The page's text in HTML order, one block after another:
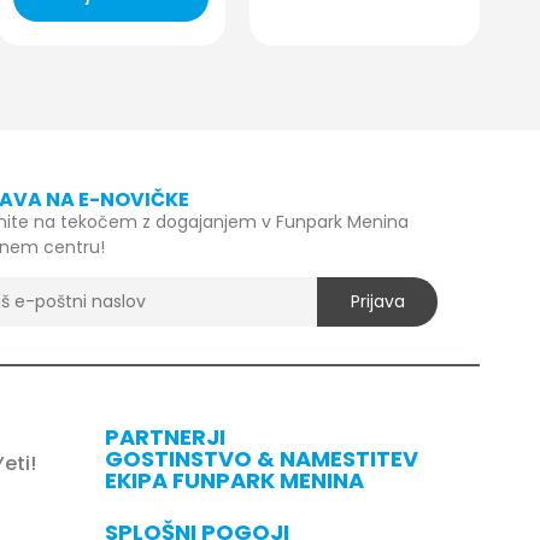
NA E-NOVIČKE
na tekočem z dogajanjem v Funpark Menina
centru!
PARTNERJI
GOSTINSTVO & NAMESTITEV
EKIPA FUNPARK MENINA
SPLOŠNI POGOJI